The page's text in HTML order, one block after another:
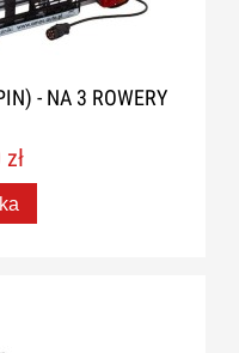
- NA 3 ROWERY